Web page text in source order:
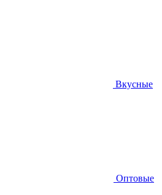
Вкусные
Оптовые